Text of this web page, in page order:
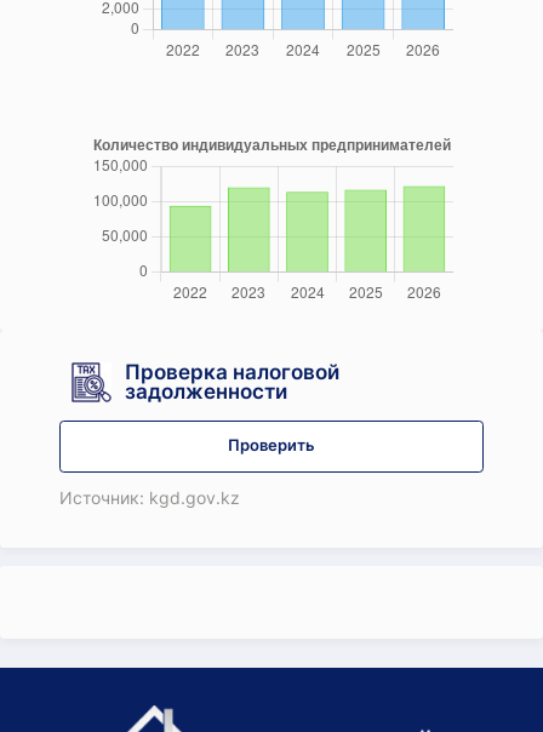
Проверка налоговой
задолженности
Проверить
Источник: kgd.gov.kz